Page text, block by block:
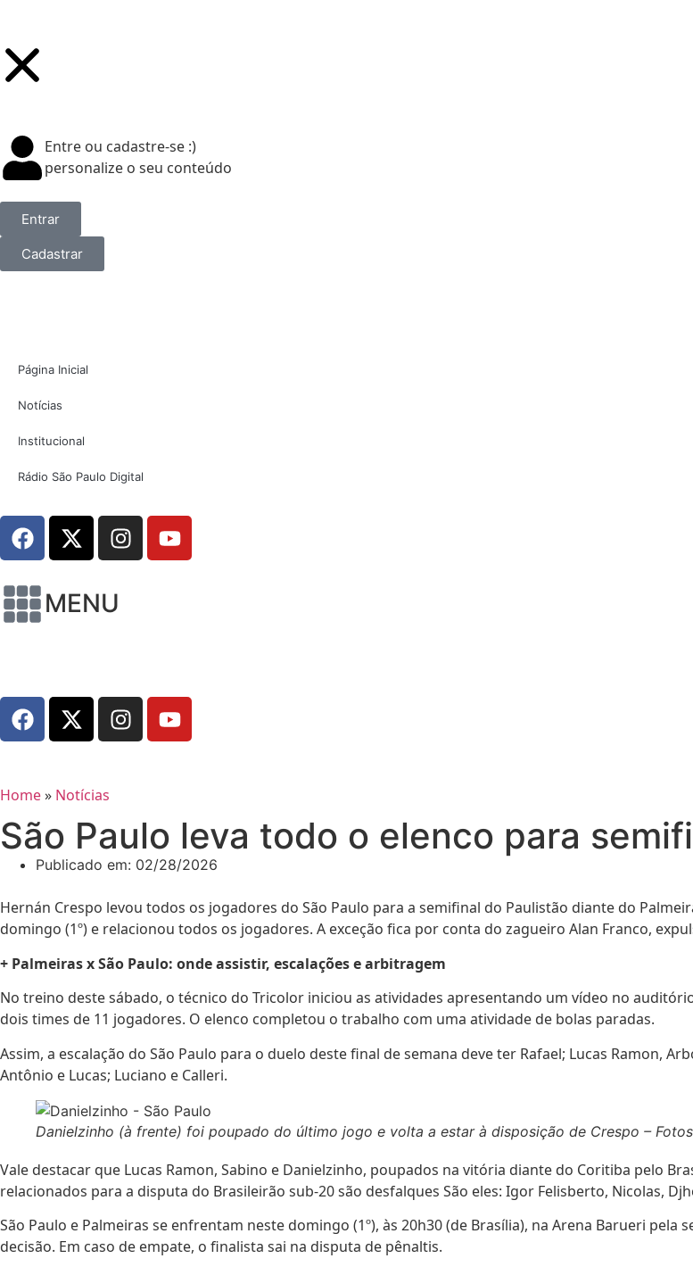
Entre ou cadastre-se :)
personalize o seu conteúdo
Entrar
Cadastrar
Página Inicial
Notícias
Institucional
Rádio São Paulo Digital
MENU
Home» Notícias
São Paulo leva todo o elenco para
Publicado em: 02/28/2026
Hernán Crespo levou todos os jogadores do São Paulo para a semifinal do Paulistão diante do
domingo (1º) e relacionou todos os jogadores. A exceção fica por conta do zagueiro Alan Franco,
+ Palmeiras x São Paulo: onde assistir, escalações e arbitragem
No treino deste sábado, o técnico do Tricolor iniciou as atividades apresentando um vídeo no
dois times de 11 jogadores. O elenco completou o trabalho com uma atividade de bolas paradas.
Assim, a escalação do São Paulo para o duelo deste final de semana deve ter Rafael; Lucas Ramon,
Antônio e Lucas; Luciano e Calleri.
Danielzinho (à frente) foi poupado do último jogo e volta a estar à disposição de Crespo –
Vale destacar que Lucas Ramon, Sabino e Danielzinho, poupados na vitória diante do Coritiba pelo
relacionados para a disputa do Brasileirão sub-20 são desfalques São eles: Igor Felisberto, Nicolas,
São Paulo e Palmeiras se enfrentam neste domingo (1º), às 20h30 (de Brasília), na Arena Barueri
decisão. Em caso de empate, o finalista sai na disputa de pênaltis.